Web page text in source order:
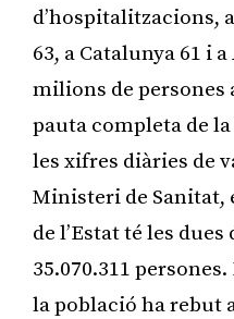
d’hospitalitzacions,
63, a Catalunya 61 i
milions de persones
pauta completa de
les xifres diàries de
Ministeri de Sanitat,
de l’Estat té les
35.070.311 persones.
la població ha rebut